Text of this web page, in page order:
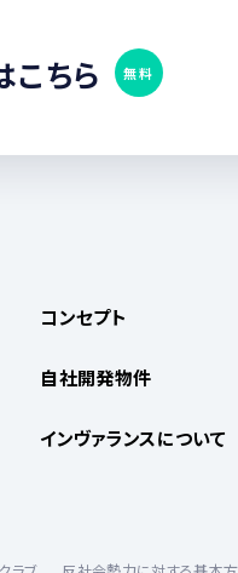
ちら 無料
コンセプト
自社開発物件
インヴァランスについて